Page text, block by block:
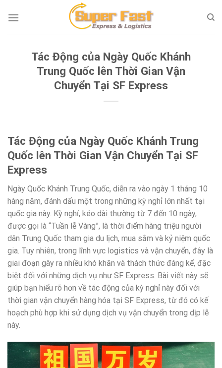
Tác Động của Ngày Quốc Khánh
Trung Quốc lên Thời Gian Vận
Chuyển Tại SF Express
Tác Động của Ngày Quốc Khánh Trung
Quốc lên Thời Gian Vận Chuyển Tại SF
Express
Ngày Quốc Khánh Trung Quốc, diễn ra vào ngày 1 tháng 10
hàng năm, đánh dấu một trong những kỳ nghỉ lớn nhất tại
quốc gia này. Kỳ nghỉ, kéo dài thường từ 7 đến 10 ngày,
được gọi là “Tuần lễ Vàng”, là thời điểm hàng triệu người
dân Trung Quốc tham gia du lịch, mua sắm và kỷ niệm quốc
gia. Tuy nhiên, trong lĩnh vực logistics và vận chuyển, đây là
giai đoạn gây ra nhiều khó khăn và thách thức đáng kể, đặc
biệt đối với những dịch vụ như SF Express. Bài viết này sẽ
giúp bạn hiểu rõ hơn về tác động của kỳ nghỉ này đối với
thời gian vận chuyển hàng hóa tại SF Express, từ đó có kế
hoạch phù hợp khi sử dụng dịch vụ vận chuyển trong dịp lễ
này.